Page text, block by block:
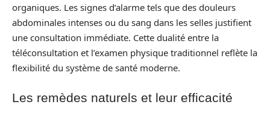
organiques. Les signes d’alarme tels que des douleurs
abdominales intenses ou du sang dans les selles justifient
une consultation immédiate. Cette dualité entre la
téléconsultation et l’examen physique traditionnel reflète la
flexibilité du système de santé moderne.
Les remèdes naturels et leur efficacité